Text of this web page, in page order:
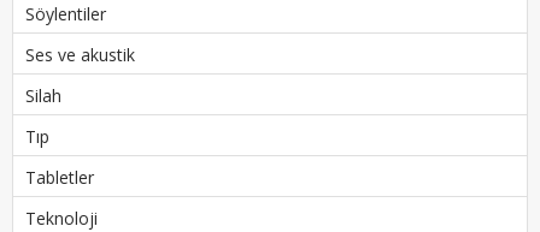
Söylentiler
Ses ve akustik
Silah
Tıp
Tabletler
Teknoloji